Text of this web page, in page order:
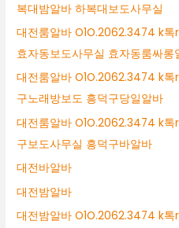
복대밤알바 하복대보도사무실
대전룸알바 O1O.2062.3474 k
효자동보도사무실 효자동룸싸롱
대전룸알바 O1O.2062.3474 k
구노래방보도 흥덕구당일알바
대전룸알바 O1O.2062.3474 k
구보도사무실 흥덕구바알바
대전바알바
대전밤알바
대전밤알바 O1O.2062.3474 k